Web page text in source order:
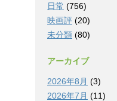
日常 (756)
映画評 (20)
未分類 (80)
アーカイブ
2026年8月 (3)
2026年7月 (11)